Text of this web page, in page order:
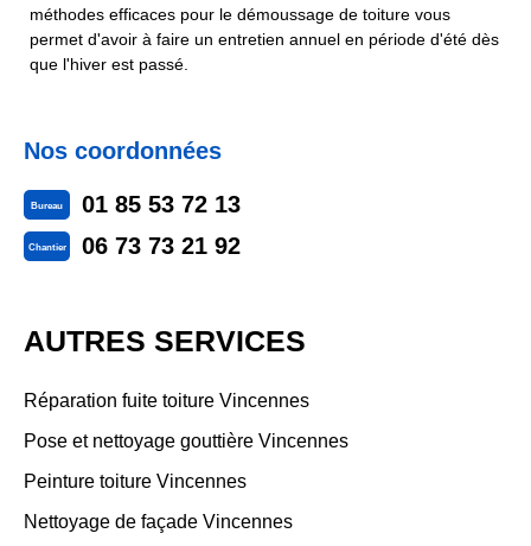
méthodes efficaces pour le démoussage de toiture vous
permet d'avoir à faire un entretien annuel en période d'été dès
que l'hiver est passé.
Nos coordonnées
Bureau 01 85 53 72 13
Chantier 06 73 73 21 92
AUTRES SERVICES
Réparation fuite toiture Vincennes
Pose et nettoyage gouttière Vincennes
Peinture toiture Vincennes
Nettoyage de façade Vincennes